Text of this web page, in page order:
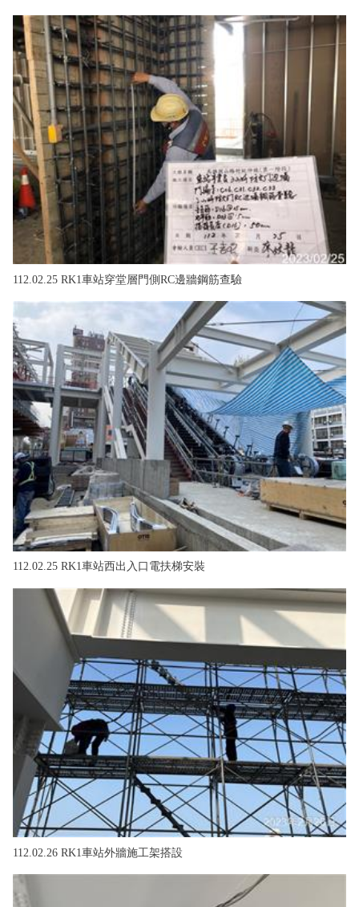
112.02.25 RK1車站穿堂層門側RC邊牆鋼筋查驗
112.02.25 RK1車站西出入口電扶梯安裝
112.02.26 RK1車站外牆施工架搭設